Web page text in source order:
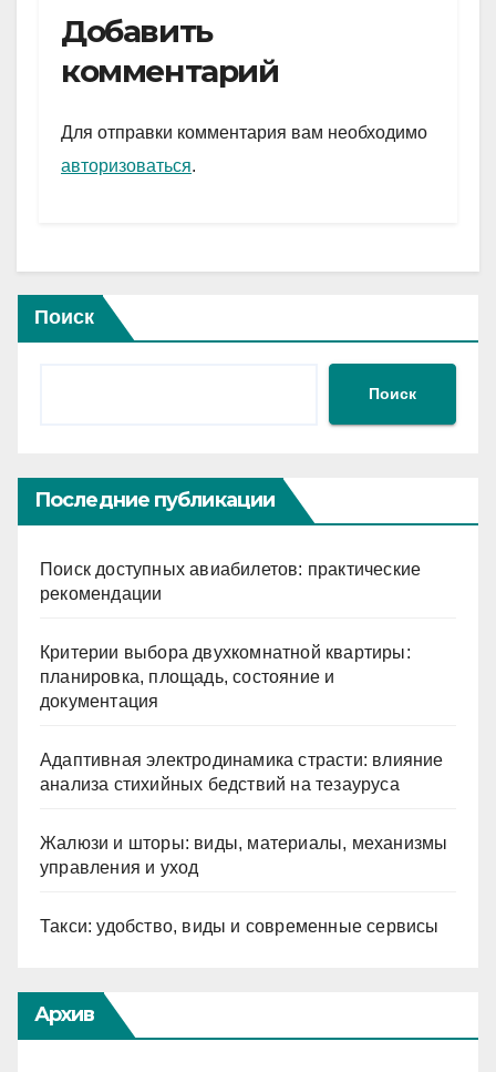
e
gr
a
m
er
s
A
p
и
Добавить
комментарий
Для отправки комментария вам необходимо
авторизоваться.
Поиск
Поиск
Последние публикации
Поиск доступных авиабилетов: практические
рекомендации
Критерии выбора двухкомнатной квартиры:
планировка, площадь, состояние и
документация
Адаптивная электродинамика страсти: влияние
анализа стихийных бедствий на тезауруса
Жалюзи и шторы: виды, материалы, механизмы
управления и уход
Такси: удобство, виды и современные сервисы
Архив